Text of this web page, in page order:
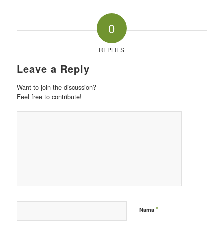
0
REPLIES
Leave a Reply
Want to join the discussion?
Feel free to contribute!
Nama *